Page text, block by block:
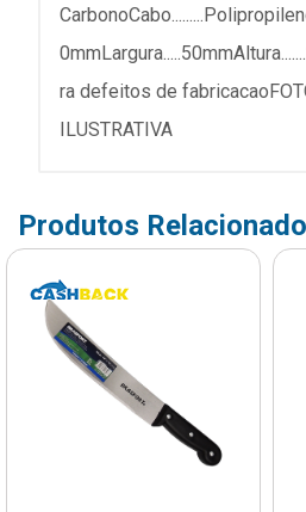
ra defeitos de
ILUSTRATIVA
Produtos